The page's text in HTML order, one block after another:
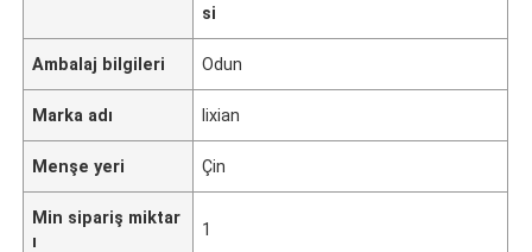
si
Ambalaj bilgileri Odun
Marka adı lixian
Menşe yeri Çin
Min sipariş miktar
ı
1